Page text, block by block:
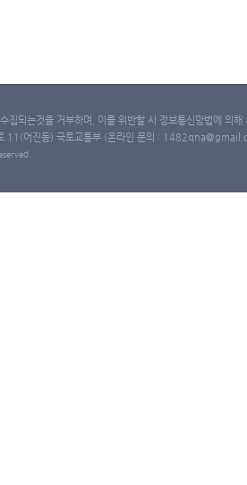
집되는것을 거부하며, 이를 위반할 시 정보통신망법에 의
11(어진동) 국토교통부 (온라인 문의 :